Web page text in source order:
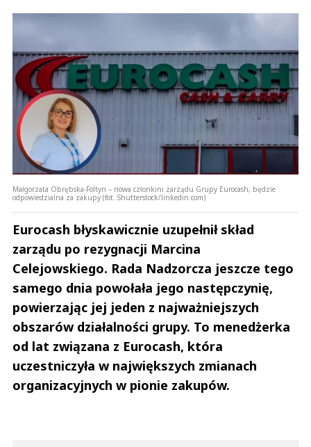
Małgorzata Obrębska-Foltyn – nowa członkini zarządu Grupy Eurocash, będzie
odpowiedzialna za zakupy (fot. Shutterstock/linkedin.com)
Eurocash błyskawicznie uzupełnił skład
zarządu po rezygnacji Marcina
Celejowskiego. Rada Nadzorcza jeszcze tego
samego dnia powołała jego następczynię,
powierzając jej jeden z najważniejszych
obszarów działalności grupy. To menedżerka
od lat związana z Eurocash, która
uczestniczyła w największych zmianach
organizacyjnych w pionie zakupów.